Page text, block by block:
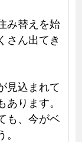
み替えを始
さん出てき
見込まれて
ります。
も、今がベ